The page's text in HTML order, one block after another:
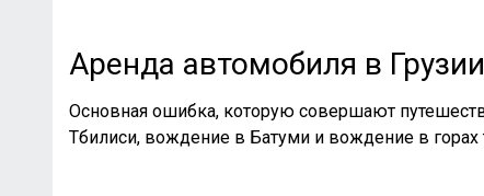
Аренда автомобиля в
Основная ошибка, которую совершают
Тбилиси, вождение в Батуми и вождение в горах